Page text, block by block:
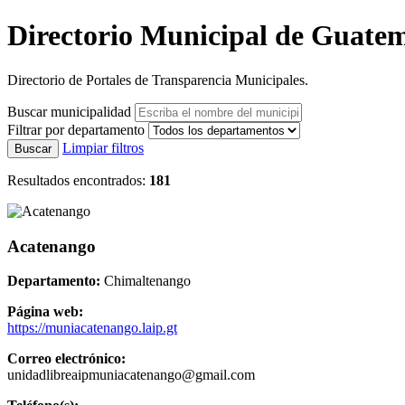
Directorio Municipal de
Directorio de Portales de Transparencia Municipales.
Buscar municipalidad
Filtrar por departamento
Buscar Limpiar filtros
Resultados encontrados: 181
Acatenango
Departamento: Chimaltenango
Página web:
https://muniacatenango.laip.gt
Correo electrónico:
unidadlibreaipmuniacatenango@gmail.com